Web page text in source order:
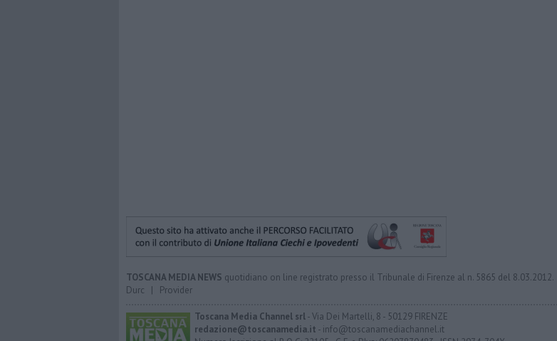
TOSCANA MEDIA NEWS quotidiano on line registrato presso il Tribunale di Firenze al n. 5865 del 8.03.2012.
Durc | Provider
Toscana Media Channel srl- Via Dei Martelli, 8 - 50129 FIRENZE
redazione@toscanamedia.it - info@toscanamediachannel.it